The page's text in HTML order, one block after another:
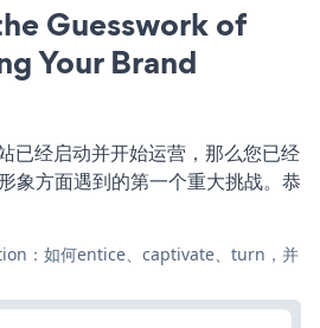
Guesswork of
Your Brand
经启动并开始运营，那么您已经
象方面遇到的第一个重大挑战。恭
：如何entice、captivate、turn，并